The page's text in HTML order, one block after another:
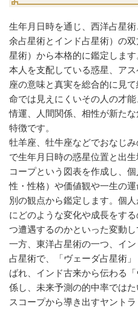
生年月日時を通じ、西洋占星
余占星術とインド占星術）の
星術）から本格的に鑑定します
本人を支配している惑星、ア
座の意味と真実を総合的に見
命では見えにくいその人の才
情運、人間関係、相性が新た
特徴です。
牡羊座、牡牛座などでおなじ
で生年月日時の惑星位置と出
コープという図表を作成し、
性・性格）や価値観や一生の
別の観点から鑑定します。個
にどのような変化や成長をす
つ遭遇するのかといった変動し
一方、東洋占星術の一つ、イ
占星術で、「ヴェーダ占星術
ばれ、インド古来から伝わる
係し、未来予測の的中率では
スコープから導き出すヤント